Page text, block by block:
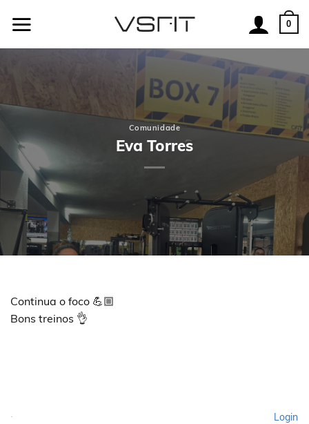
0
Comunidade
Eva Torres
Continua o foco 💪🏼
Bons treinos 👌
Login